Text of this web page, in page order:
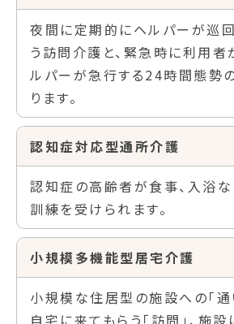
夜間に定期的にヘルパーが巡
う訪問介護と、緊急時に利用者
ルパーが急行する24時間態勢
ります。
認知症対応型通所介護
認知症の高齢者が食事、入浴な
訓練を受けられます。
小規模多機能型居宅介護
小規模な住居型の施設への「通
自宅に来てもらう「訪問」、施設